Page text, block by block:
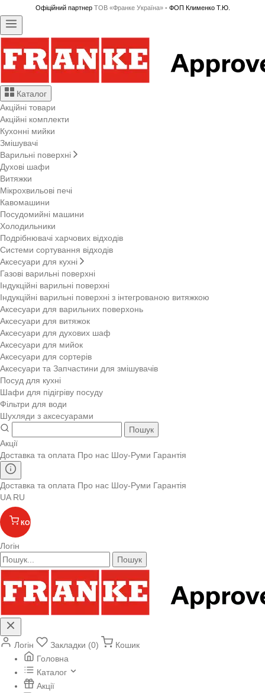
Офіційний партнер ТОВ «Франке Україна»- ФОП Клименко Т.Ю.
Каталог
Акційні товари
Акційні комплекти
Кухонні мийки
Змішувачі
Варильні поверхні
Духові шафи
Витяжки
Мікрохвильові печі
Кавомашини
Посудомийні машини
Холодильники
Подрібнювачі харчових відходів
Системи сортування відходів
Аксесуари для кухні
Газові варильні поверхні
Індукційні варильні поверхні
Індукційні варильні поверхні з інтегрованою витяжкою
Аксесуари для варильних поверхонь
Аксесуари для витяжок
Аксесуари для духових шаф
Аксесуари для мийок
Аксесуари для сортерів
Аксесуари та Запчастини для змішувачів
Посуд для кухні
Шафи для підігріву посуду
Фільтри для води
Шухляди з аксесуарами
Пошук
Акції
Доставка та оплата Про нас Шоу-Руми Гарантія
Доставка та оплата Про нас Шоу-Руми Гарантія
UA RU
КОШИК
Логін
Пошук
Логін Закладки (0)
Кошик
Головна
Каталог
Акції